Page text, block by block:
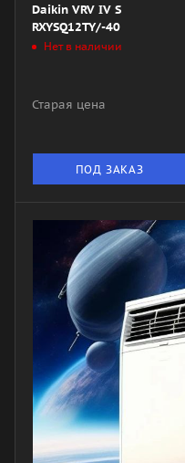
Daikin VRV IV S
RXYSQ12TY/-40
Нет в наличии
Старая цена
ПОД ЗАКАЗ